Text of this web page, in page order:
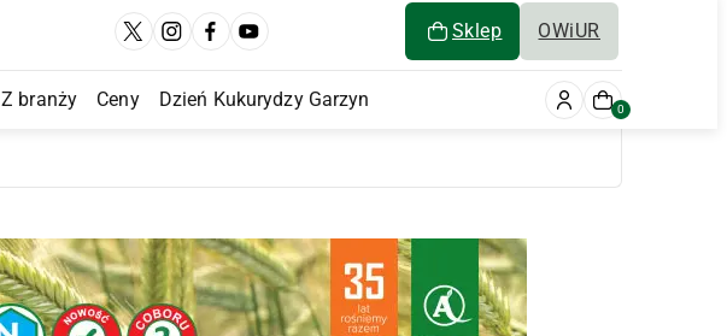
Sklep OWiUR
Z branży Ceny Dzień Kukurydzy Garzyn 0